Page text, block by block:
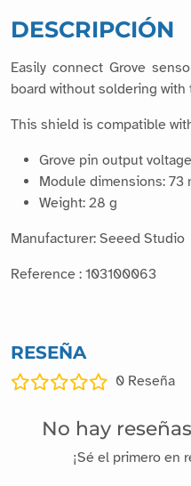
DESCRIPCIÓN
Easily connect Grove
board without soldering with
This shield is compatible
Grove pin output
Module dimensions: 73
Weight: 28 g
Manufacturer: Seeed Studio
Reference : 103100063
RESEÑA
0 Reseña
No hay
¡Sé el primero en